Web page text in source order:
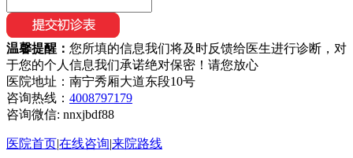
温馨提醒： 您所填的信息我们将及时反馈给医生进行诊断，对
于您的个人信息我们承诺绝对保密！请您放心
医院地址：南宁秀厢大道东段10号
咨询热线： 4008797179
咨询微信: nnxjbdf88
医院首页|在线咨询|来院路线